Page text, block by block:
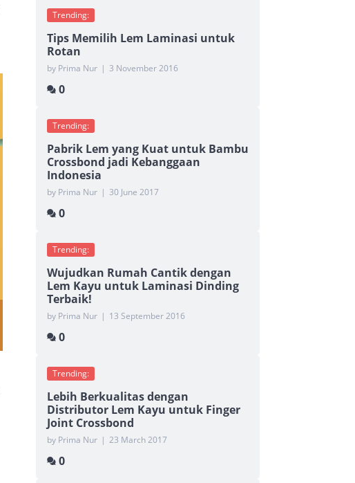
Trending:
Tips Memilih Lem Laminasi untuk
Rotan
by Prima Nur | 3 November 2016
0
Trending:
Pabrik Lem yang Kuat untuk Bambu
Crossbond jadi Kebanggaan
Indonesia
by Prima Nur | 30 June 2017
0
Trending:
Wujudkan Rumah Cantik dengan
Lem Kayu untuk Laminasi Dinding
Terbaik!
by Prima Nur | 13 September 2016
0
Trending:
Lebih Berkualitas dengan
Distributor Lem Kayu untuk Finger
Joint Crossbond
by Prima Nur | 23 March 2017
0